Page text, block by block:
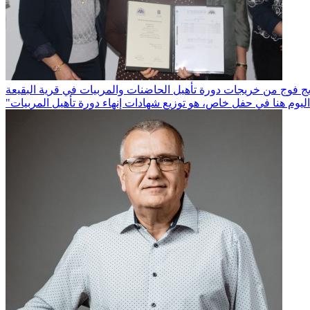
فوج من خريجات دورة تأهيل الحاضنات والمربيات في قرية البقيعة
اليوم هنا في حفلٍ خاص، هو توزيع شهادات إنهاء دورة تأهيل المربيات